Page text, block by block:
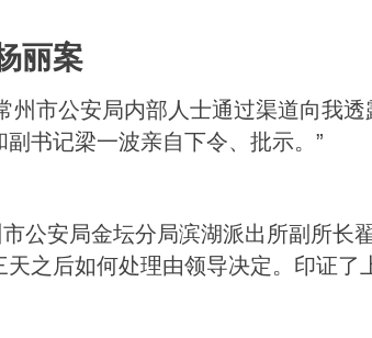
丽案
州市公安局内部人士通过渠道向我
书记梁一波亲自下令、批示。”
公安局金坛分局滨湖派出所副所长
之后如何处理由领导决定。印证了